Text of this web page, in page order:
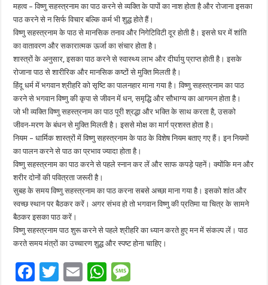
महत्व – विष्णु सहस्त्रनाम का पाठ करने से व्यक्ति के पापों का नाश होता है और रोजाना इसका
पाठ करने से न सिर्फ विचार बल्कि कर्म भी शुद्ध होते हैं।
विष्णु सहस्त्रनाम के पाठ से मानसिक तनाव और निगेटिविटी दूर होती है। इससे घर में शांति
का वातावरण और सकारात्मक ऊर्जा का संचार होता है।
शास्त्रों के अनुसार, इसका पाठ करने से स्वास्थ्य लाभ और दीर्घायु प्राप्त होती है। इसके
रोजाना पाठ से शारीरिक और मानसिक कष्टों से मुक्ति मिलती है।
हिंदू धर्म में भगवान श्रीहरि को सृष्टि का पालनहार माना गया है। विष्णु सहस्त्रनाम का पाठ
करने से भगवान विष्णु की कृपा से जीवन में धन, समृद्धि और सौभाग्य का आगमन होता है।
जो भी व्यक्ति विष्णु सहस्त्रनाम का पाठ पूरी श्रद्धा और भक्ति के साथ करता है, उसको
जीवन-मरण के बंधन से मुक्ति मिलती है। इससे मोक्ष का मार्ग प्रशस्त होता है।
नियम – धार्मिक शास्त्रों में विष्णु सहस्त्रनाम के पाठ के विशेष नियम बताए गए हैं। इन नियमों
का पालन करने से पाठ का प्रभाव ज्यादा होता है।
विष्णु सहस्त्रनाम का पाठ करने से पहले स्नान कर लें और साफ कपड़े पहनें। क्योंकि मन और
शरीर दोनों की पवित्रता जरूरी है।
सुबह के समय विष्णु सहस्त्रनाम का पाठ करना सबसे अच्छा माना गया है। इसको शांत और
स्वच्छ स्थान पर बैठकर करें। अगर संभव हो तो भगवान विष्णु की प्रतिमा या चित्र के सामने
बैठकर इसका पाठ करें।
विष्णु सहस्त्रनाम पाठ शुरू करने से पहले श्रीहरि का ध्यान करते हुए मन में संकल्प लें। पाठ
करते समय मंत्रों का उच्चारण शुद्ध और स्पष्ट होना चाहिए।
F
T
E
W